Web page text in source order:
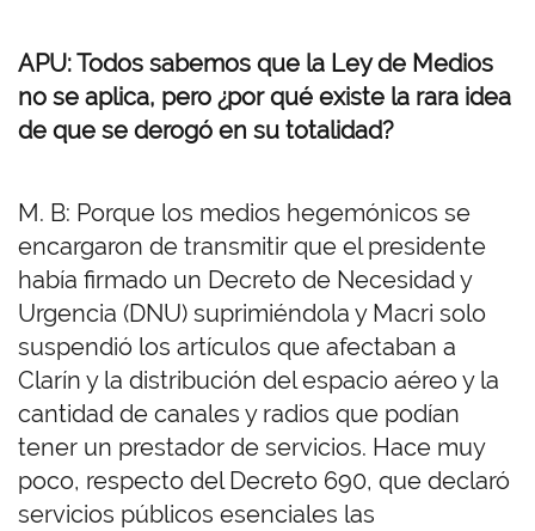
APU: Todos sabemos que la Ley de Medios
no se aplica, pero ¿por qué existe la rara idea
de que se derogó en su totalidad?
M. B: Porque los medios hegemónicos se
encargaron de transmitir que el presidente
había firmado un Decreto de Necesidad y
Urgencia (DNU) suprimiéndola y Macri solo
suspendió los artículos que afectaban a
Clarín y la distribución del espacio aéreo y la
cantidad de canales y radios que podían
tener un prestador de servicios. Hace muy
poco, respecto del Decreto 690, que declaró
servicios públicos esenciales las